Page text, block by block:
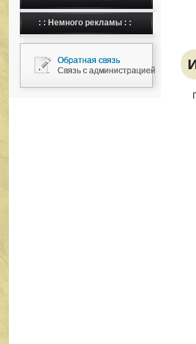
: : Немного рекламы : :
Обратная связь
Связь с администрацией